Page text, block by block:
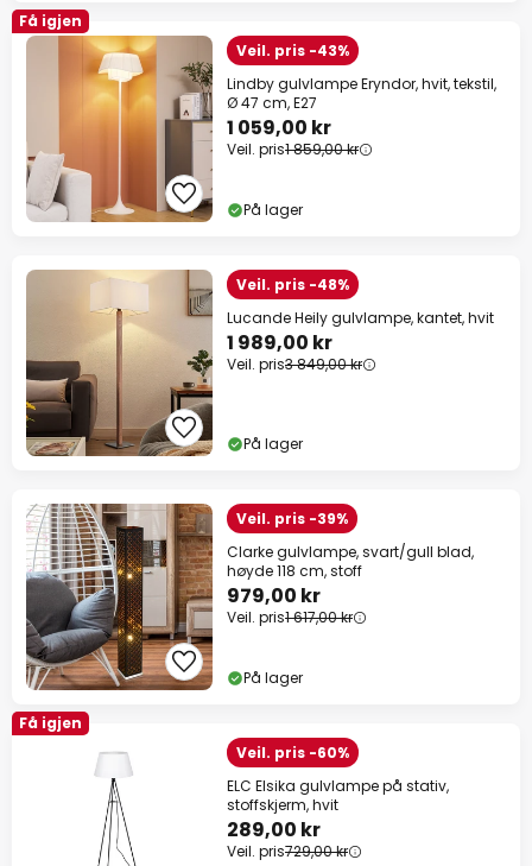
Få igjen
Veil. pris -43%
Lindby gulvlampe Eryndor, hvit, tekstil,
Ø 47 cm, E27
1 059,00 kr
Veil. pris1 859,00 kr
På lager
Veil. pris -48%
Lucande Heily gulvlampe, kantet, hvit
1 989,00 kr
Veil. pris3 849,00 kr
På lager
Veil. pris -39%
Clarke gulvlampe, svart/gull blad,
høyde 118 cm, stoff
979,00 kr
Veil. pris1 617,00 kr
På lager
Få igjen
Veil. pris -60%
ELC Elsika gulvlampe på stativ,
stoffskjerm, hvit
289,00 kr
Veil. pris729,00 kr